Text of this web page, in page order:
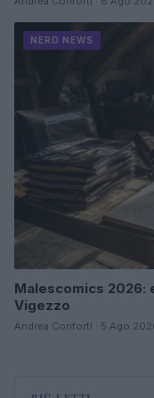
NERD NEWS
Malescomics 2026:
Vigezzo
Andrea Conforti · 5 Ago